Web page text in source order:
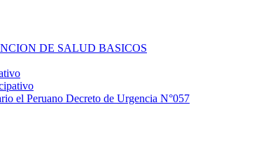
DE SALUD BASICOS
el Peruano Decreto de Urgencia N°057